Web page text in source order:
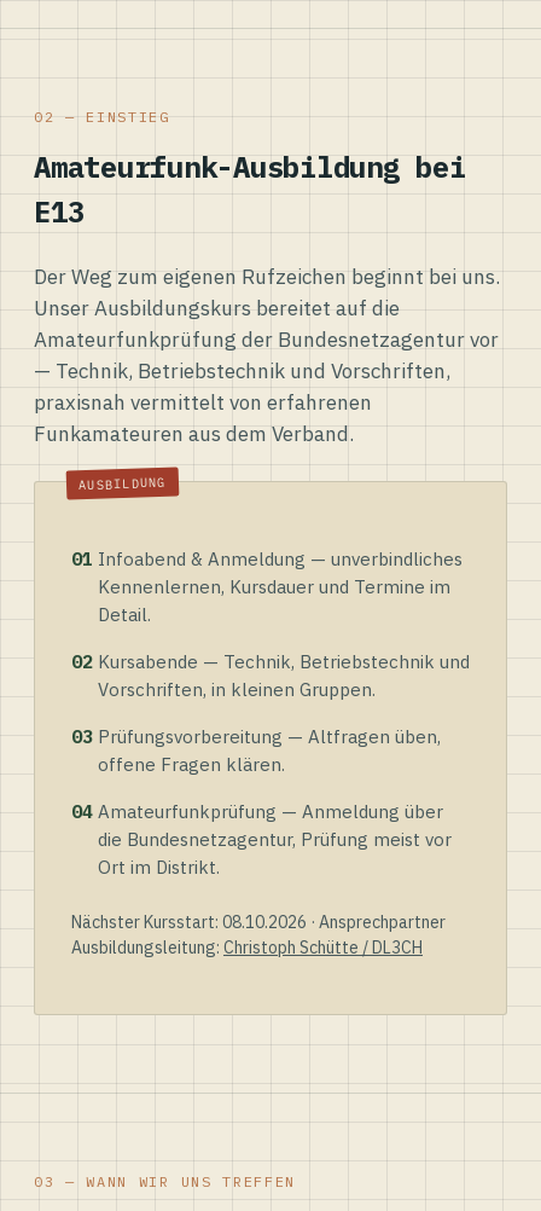
02 — EINSTIEG
Amateurfunk-Ausbildung bei
E13
Der Weg zum eigenen Rufzeichen beginnt bei uns.
Unser Ausbildungskurs bereitet auf die
Amateurfunkprüfung der Bundesnetzagentur vor
— Technik, Betriebstechnik und Vorschriften,
praxisnah vermittelt von erfahrenen
Funkamateuren aus dem Verband.
01 Infoabend & Anmeldung — unverbindliches
Kennenlernen, Kursdauer und Termine im
Detail.
02 Kursabende — Technik, Betriebstechnik und
Vorschriften, in kleinen Gruppen.
03 Prüfungsvorbereitung — Altfragen üben,
offene Fragen klären.
04 Amateurfunkprüfung — Anmeldung über
die Bundesnetzagentur, Prüfung meist vor
Ort im Distrikt.
Nächster Kursstart: 08.10.2026 · Ansprechpartner
Ausbildungsleitung: Christoph Schütte / DL3CH
03 — WANN WIR UNS TREFFEN